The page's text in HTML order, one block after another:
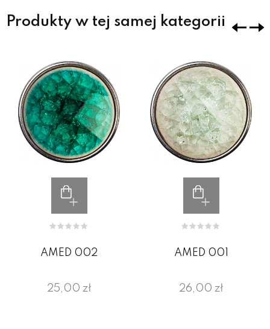
Produkty w tej samej kategorii
AMED 002
25,00 zł
AMED 001
26,00 zł